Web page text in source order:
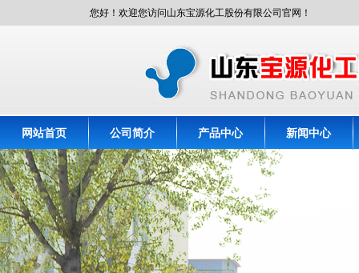
您好！欢迎您访问山东宝源化工股份有限公司官网！
网站首页 公司简介 产品中心 新闻中心